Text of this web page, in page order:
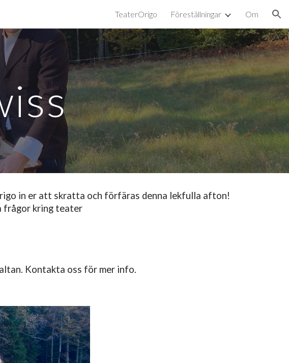
TeaterOrigo Föreställningar Om
in er att skratta och förfäras denna lekfulla afton!
frågor kring teater
Kontakta oss för mer info.